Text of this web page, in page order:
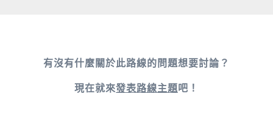
有沒有什麼關於此路線的問題想要討論？
現在就來發表路線主題吧！